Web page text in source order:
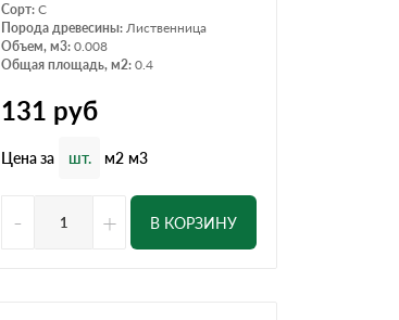
Сорт: С
Порода древесины: Лиственница
Объем, м3: 0.008
Общая площадь, м2: 0.4
131 руб
Цена за шт. м2 м3
- + В КОРЗИНУ